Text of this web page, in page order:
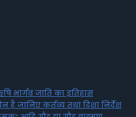
भार्गव जाति का इतिहास
है जानिए कर्तव्य तथा दिशा निर्देश